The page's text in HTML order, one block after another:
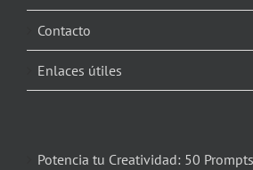
Contacto
Enlaces útiles
Potencia tu Creatividad: 50